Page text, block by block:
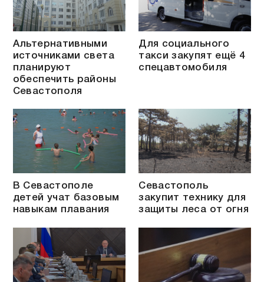
Альтернативными
источниками света
планируют
обеспечить районы
Севастополя
Для социального
такси закупят ещё 4
спецавтомобиля
В Севастополе
детей учат базовым
навыкам плавания
Севастополь
закупит технику для
защиты леса от огня